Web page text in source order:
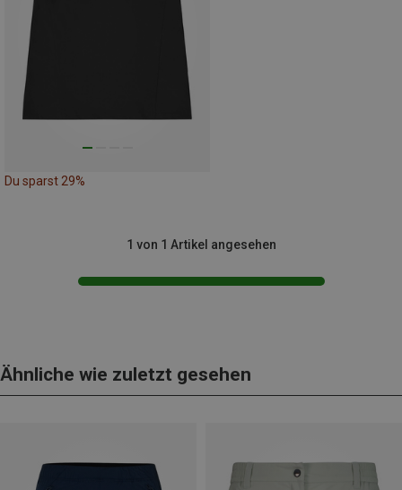
Du sparst 29%
1 von 1 Artikel angesehen
Ähnliche wie zuletzt gesehen